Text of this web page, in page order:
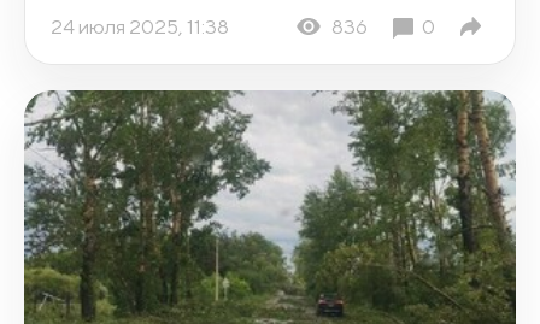
24 июля 2025, 11:38 836 0